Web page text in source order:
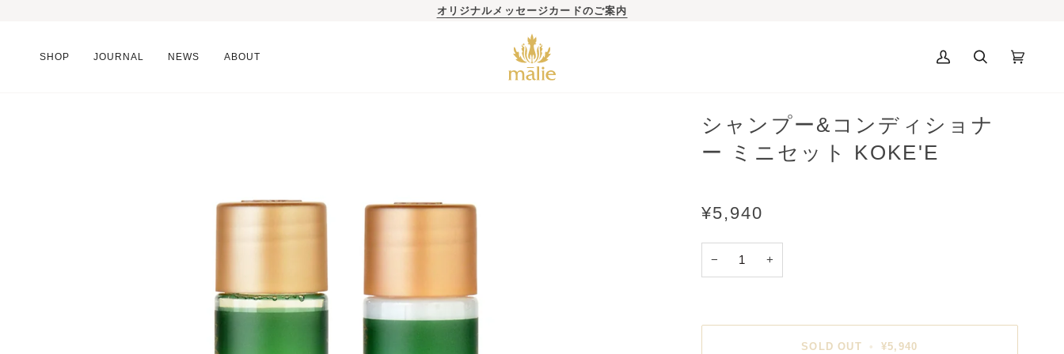
オリジナルメッセージカードのご案内
SHOP JOURNAL NEWS ABOUT
マ
ウ
ン
ト
カ
シャンプー&コンディショナ
ー ミニセット KOKE'E
¥5,940
− +
SOLD OUT • ¥5,940